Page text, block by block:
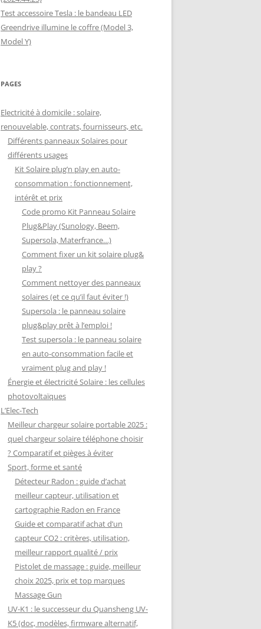
Test accessoire Tesla : le bandeau LED
Greendrive illumine le coffre (Model 3,
Model Y)
PAGES
Electricité à domicile : solaire,
renouvelable, contrats, fournisseurs, etc.
Différents panneaux Solaires pour
différents usages
Kit Solaire plug’n play en auto-
consommation : fonctionnement,
intérêt et prix
Code promo Kit Panneau Solaire
Plug&Play (Sunology, Beem,
Supersola, Materfrance…)
Comment fixer un kit solaire plug&
play ?
Comment nettoyer des panneaux
solaires (et ce qu’il faut éviter !)
Supersola : le panneau solaire
plug&play prêt à l’emploi !
Test supersola : le panneau solaire
en auto-consommation facile et
vraiment plug and play !
Énergie et électricité Solaire : les cellules
photovoltaïques
L’Elec-Tech
Meilleur chargeur solaire portable 2025 :
quel chargeur solaire téléphone choisir
? Comparatif et pièges à éviter
Sport, forme et santé
Détecteur Radon : guide d’achat
meilleur capteur, utilisation et
cartographie Radon en France
Guide et comparatif achat d’un
capteur CO2 : critères, utilisation,
meilleur rapport qualité / prix
Pistolet de massage : guide, meilleur
choix 2025, prix et top marques
Massage Gun
UV-K1 : le successeur du Quansheng UV-
K5 (doc, modèles, firmware alternatif,